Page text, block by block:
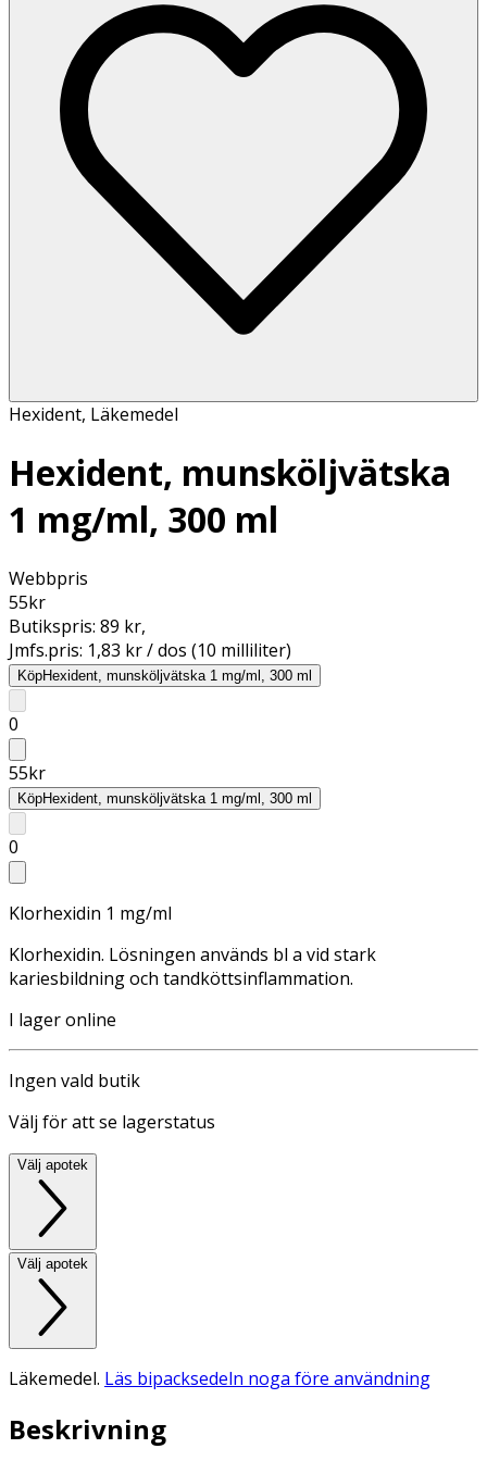
Hexident, Läkemedel
Hexident, munsköljvätska
1 mg/ml, 300 ml
Webbpris
55kr
Butikspris: 89 kr,
Jmfs.pris: 1,83 kr / dos (10 milliliter)
KöpHexident, munsköljvätska 1 mg/ml, 300 ml
0
55kr
KöpHexident, munsköljvätska 1 mg/ml, 300 ml
0
Klorhexidin 1 mg/ml
Klorhexidin. Lösningen används bl a vid stark
kariesbildning och tandköttsinflammation.
I lager online
Ingen vald butik
Välj för att se lagerstatus
Välj apotek
Välj apotek
Läkemedel. Läs bipacksedeln noga före användning
Beskrivning